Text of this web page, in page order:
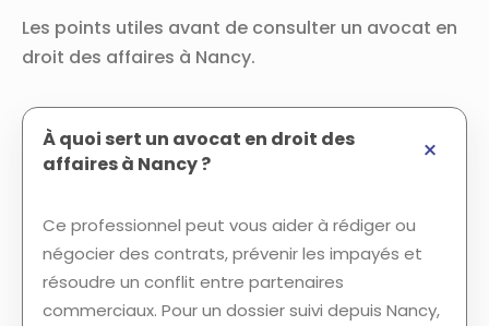
Les points utiles avant de consulter un avocat en
droit des affaires à Nancy.
À quoi sert un avocat en droit des
affaires à Nancy ?
Ce professionnel peut vous aider à rédiger ou
négocier des contrats, prévenir les impayés et
résoudre un conflit entre partenaires
commerciaux. Pour un dossier suivi depuis Nancy,